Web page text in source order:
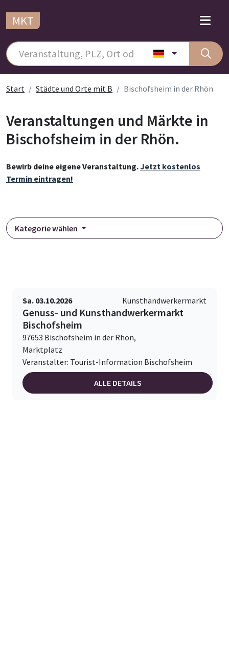
MKT
Start Städte und Orte mit B Bischofsheim in der Rhön
Veranstaltungen und Märkte in
Bischofsheim in der Rhön.
Bewirb deine eigene Veranstaltung.Jetzt kostenlos
Termin eintragen!
Kategorie wählen
Sa. 03.10.2026 Kunsthandwerkermarkt
Genuss- und Kunsthandwerkermarkt
Bischofsheim
97653 Bischofsheim in der Rhön,
Marktplatz
Veranstalter: Tourist-Information Bischofsheim
ALLE DETAILS